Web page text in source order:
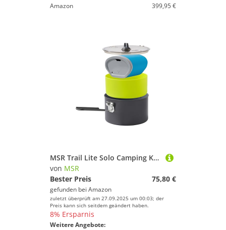
Amazon
399,95 €
MSR Trail Lite Solo Camping Kochset
von MSR
Bester Preis
75,80 €
gefunden bei Amazon
zuletzt überprüft am 27.09.2025 um 00:03; der
Preis kann sich seitdem geändert haben.
8% Ersparnis
Weitere Angebote: